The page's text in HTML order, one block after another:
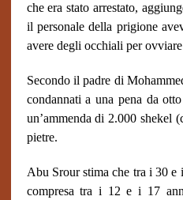
che era stato arrestato,
il personale della prigione
avere degli occhiali per
Secondo il padre di
condannati a una pena da
un’ammenda di 2.000 shekel
pietre.
Abu Srour stima che tra i 30
compresa tra i 12 e i 17